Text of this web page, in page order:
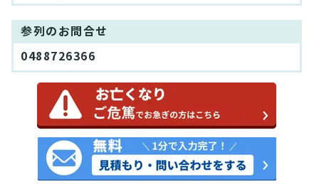
参列のお問合せ
0488726366